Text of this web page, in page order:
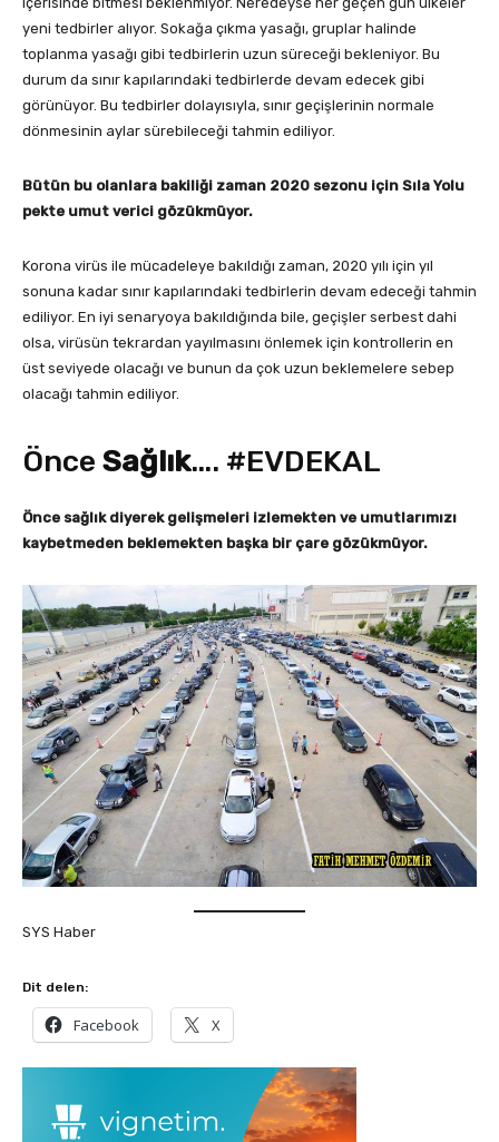
yeni tedbirler alıyor. Sokağa çıkma yasağı, gruplar halinde
toplanma yasağı gibi tedbirlerin uzun süreceği bekleniyor. Bu
durum da sınır kapılarındaki tedbirlerde devam edecek gibi
görünüyor. Bu tedbirler dolayısıyla, sınır geçişlerinin normale
dönmesinin aylar sürebileceği tahmin ediliyor.
Bütün bu olanlara bakiliği zaman 2020 sezonu için Sıla Yolu
pekte umut verici gözükmüyor.
Korona virüs ile mücadeleye bakıldığı zaman, 2020 yılı için yıl
sonuna kadar sınır kapılarındaki tedbirlerin devam edeceği tahmin
ediliyor. En iyi senaryoya bakıldığında bile, geçişler serbest dahi
olsa, virüsün tekrardan yayılmasını önlemek için kontrollerin en
üst seviyede olacağı ve bunun da çok uzun beklemelere sebep
olacağı tahmin ediliyor.
Önce Sağlık…. #EVDEKAL
Önce sağlık diyerek gelişmeleri izlemekten ve umutlarımızı
kaybetmeden beklemekten başka bir çare gözükmüyor.
SYS Haber
Dit delen:
Facebook X